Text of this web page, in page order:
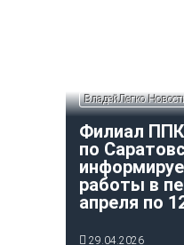
ВладейЛегко
Филиал
по
работы в
апреля по
29.04.2026